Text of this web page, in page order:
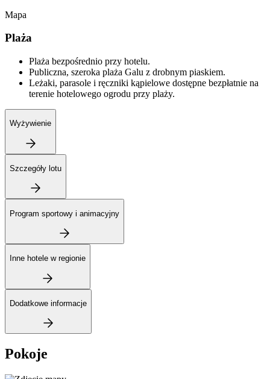
Mapa
Plaża
Plaża bezpośrednio przy hotelu.
Publiczna, szeroka plaża Galu z drobnym piaskiem.
Leżaki, parasole i ręczniki kąpielowe dostępne bezpłatnie na
terenie hotelowego ogrodu przy plaży.
Wyżywienie
Szczegóły lotu
Program sportowy i animacyjny
Inne hotele w regionie
Dodatkowe informacje
Pokoje